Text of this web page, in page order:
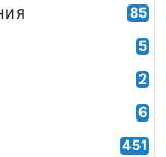
85
5
2
6
451